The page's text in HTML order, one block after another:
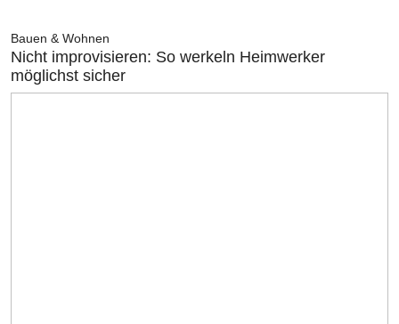
Bauen & Wohnen
Nicht improvisieren: So werkeln Heimwerker
möglichst sicher